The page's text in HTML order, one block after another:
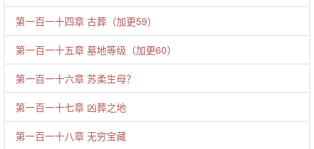
第一百一十四章 古葬（加更59）
第一百一十五章 墓地等级（加更60）
第一百一十六章 苏柔生母？
第一百一十七章 凶葬之地
第一百一十八章 无穷宝藏